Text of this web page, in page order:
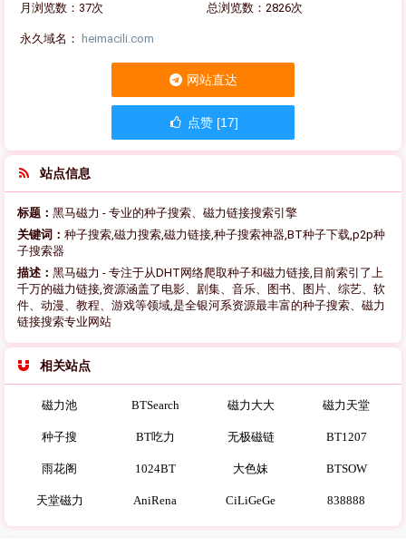
月浏览数：37次 总浏览数：2826次
永久域名： heimacili.com
网站直达
点赞 [17]
站点信息
标题： 黑马磁力 - 专业的种子搜索、磁力链接搜索引擎
关键词： 种子搜索,磁力搜索,磁力链接,种子搜索神器,BT种子下载,p2p种
子搜索器
描述： 黑马磁力 - 专注于从DHT网络爬取种子和磁力链接,目前索引了上
千万的磁力链接,资源涵盖了电影、剧集、音乐、图书、图片、综艺、软
件、动漫、教程、游戏等领域,是全银河系资源最丰富的种子搜索、磁力
链接搜索专业网站
相关站点
磁力池 BTSearch 磁力大大 磁力天堂
种子搜 BT吃力 无极磁链 BT1207
雨花阁 1024BT 大色妹 BTSOW
天堂磁力 AniRena CiLiGeGe 838888